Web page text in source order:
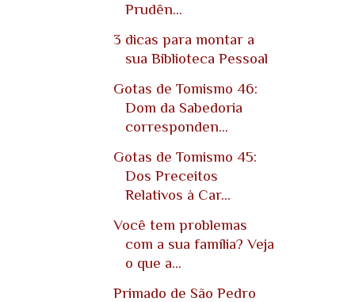
Prudên...
3 dicas para montar a
sua Biblioteca Pessoal
Gotas de Tomismo 46:
Dom da Sabedoria
corresponden...
Gotas de Tomismo 45:
Dos Preceitos
Relativos à Car...
Você tem problemas
com a sua família? Veja
o que a...
Primado de São Pedro